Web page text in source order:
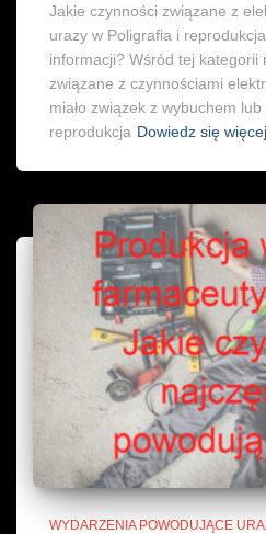
Jakie czynności związane z
urazy w Poligrafia i
informacji? Wśród tej kategorii
związane z czynnościami
miało związek z wybuchem
reprodukcja Dowiedz się
WYDARZENIA POWODUJĄCE